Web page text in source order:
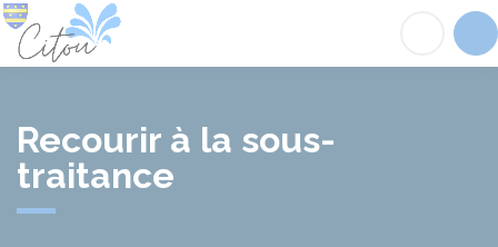
Recourir à la sous-
traitance